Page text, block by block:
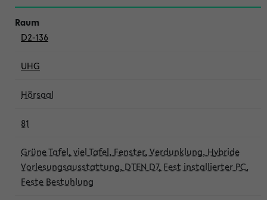
D2-136
UHG
Hörsaal
81
Grüne Tafel, viel Tafel, Fenster, Verdunklung, Hybride
Vorlesungsausstattung, DTEN D7, Fest installierter PC,
Feste Bestuhlung